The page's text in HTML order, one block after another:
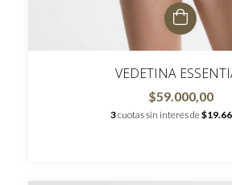
VEDETINA
$59.000,00
3cuotas sin interés de